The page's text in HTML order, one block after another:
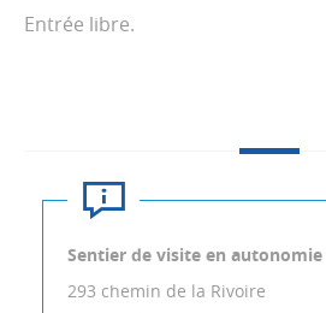
Sentier de visite en autonomie
293 chemin de la Rivoire
Entrée libre.